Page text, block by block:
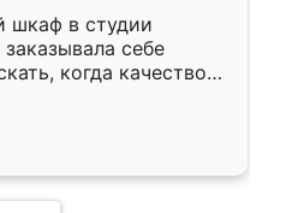
шкаф в студии
себе
когда качеством
кухня уже почти